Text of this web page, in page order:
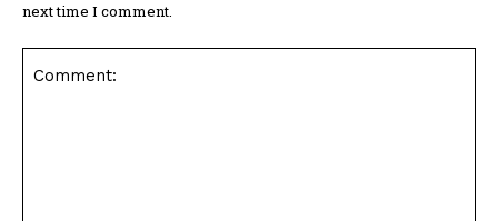
next time I comment.